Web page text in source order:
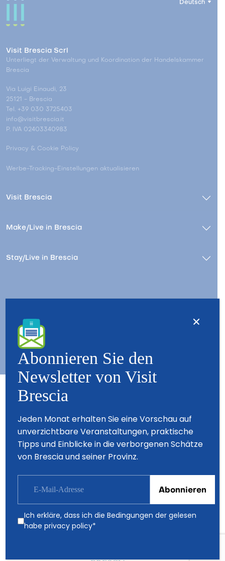
Deutsch
Visit Brescia Scrl
Unterliegt der Verwaltung und Koordination der Handelskammer
Brescia
Via Luigi Einaudi, 23
25121 - Brescia
Tel. +39 030 3725403
info@visitbrescia.it
P. IVA 02403340983
Privacy & Cookie Policy
Werbe-Tracking-Einstellungen aktualisieren
Visit Brescia
Make/Live in Brescia
Stay/Live in Brescia
Copyright © 2026 - All Rights Reserved - Visit Brescia
Abonnieren Sie den
Newsletter von Visit
Brescia
Jeden Monat erhalten Sie eine Vorschau auf
unverzichtbare Veranstaltungen, praktische
Tipps und Einblicke in die verborgenen Schätze
von Brescia und seiner Provinz.
Ich erkläre, dass ich die Bedingungen der gelesen
habeprivacy policy*